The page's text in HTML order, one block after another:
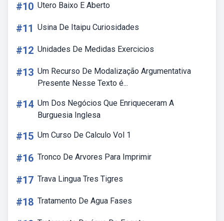
#10 Utero Baixo E Aberto
#11 Usina De Itaipu Curiosidades
#12 Unidades De Medidas Exercicios
#13 Um Recurso De Modalização Argumentativa
Presente Nesse Texto é...
#14 Um Dos Negócios Que Enriqueceram A
Burguesia Inglesa
#15 Um Curso De Calculo Vol 1
#16 Tronco De Arvores Para Imprimir
#17 Trava Lingua Tres Tigres
#18 Tratamento De Agua Fases